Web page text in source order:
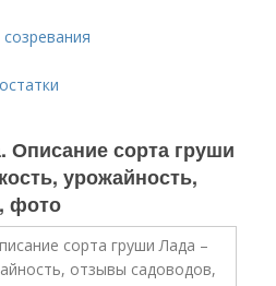
Описание сорта груши
урожайность,
фото